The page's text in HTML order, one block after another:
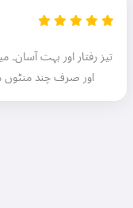
تیز رفتار اور بہت
اور صرف چند